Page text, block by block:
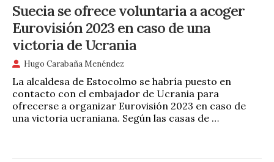
Suecia se ofrece voluntaria a acoger
Eurovisión 2023 en caso de una
victoria de Ucrania
Hugo Carabaña Menéndez
La alcaldesa de Estocolmo se habría puesto en
contacto con el embajador de Ucrania para
ofrecerse a organizar Eurovisión 2023 en caso de
una victoria ucraniana. Según las casas de …